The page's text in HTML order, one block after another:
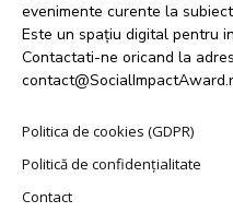
evenimente curente la
Este un spațiu digital pentru
Contactati-ne oricand la
Politica de cookies (GDPR)
Politică de confidențialitate
Contact